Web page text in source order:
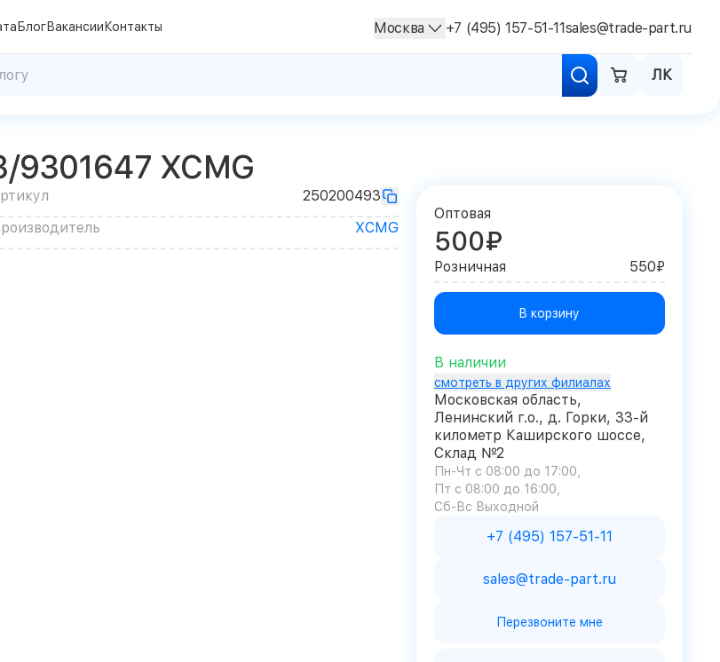
ЛК
БлогВакансии Контакты Москва +7 (495) 157-51-11sales@trade-part.ru
XCMG
250200493
XCMG
Оптовая
500₽
Розничная 550₽
В корзину
В наличии
смотреть в других филиалах
Московская область,
Ленинский г.о., д. Горки, 33-й
километр Каширского шоссе,
Склад №2
Пн-Чт с 08:00 до 17:00
Пт с 08:00 до 16:00
Сб-Вс Выходной
+7 (495) 157-51-11
sales@trade-part.ru
Перезвоните мне